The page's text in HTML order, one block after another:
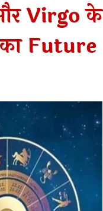
Virgo के
Future